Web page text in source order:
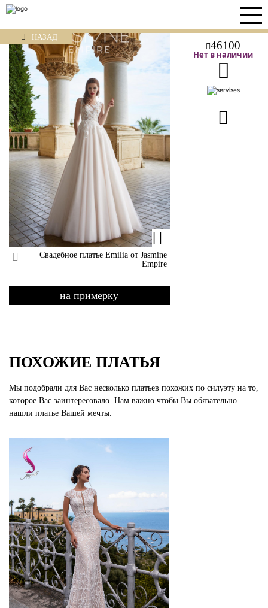
НАЗАД
46100
Нет в наличии
Свадебное платье Emilia от Jasmine
Empire
на примерку
ПОХОЖИЕ ПЛАТЬЯ
Мы подобрали для Вас несколько платьев похожих по силуэту на то,
которое Вас заинтересовало. Нам важно чтобы Вы обязательно
нашли платье Вашей мечты.